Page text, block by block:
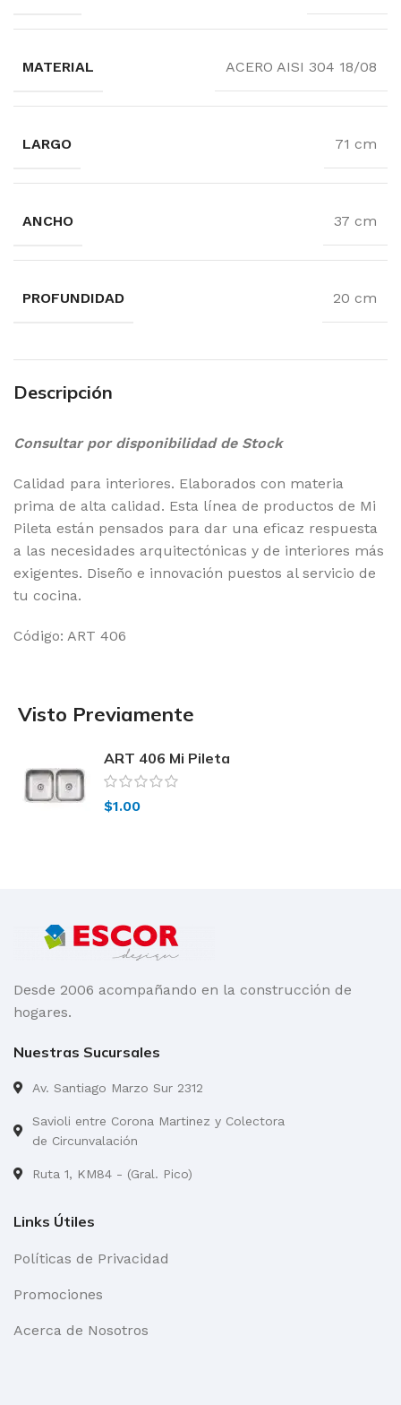
MATERIAL ACERO AISI 304 18/08
LARGO 71 cm
ANCHO 37 cm
PROFUNDIDAD 20 cm
Descripción
Consultar por disponibilidad de Stock
Calidad para interiores. Elaborados con materia
prima de alta calidad. Esta línea de productos de Mi
Pileta están pensados para dar una eficaz respuesta
a las necesidades arquitectónicas y de interiores más
exigentes. Diseño e innovación puestos al servicio de
tu cocina.
Código: ART 406
Visto Previamente
ART 406 Mi Pileta
$1.00
Desde 2006 acompañando en la construcción de
hogares.
Nuestras Sucursales
Av. Santiago Marzo Sur 2312
Savioli entre Corona Martinez y Colectora
de Circunvalación
Ruta 1, KM84 - (Gral. Pico)
Links Útiles
Políticas de Privacidad
Promociones
Acerca de Nosotros